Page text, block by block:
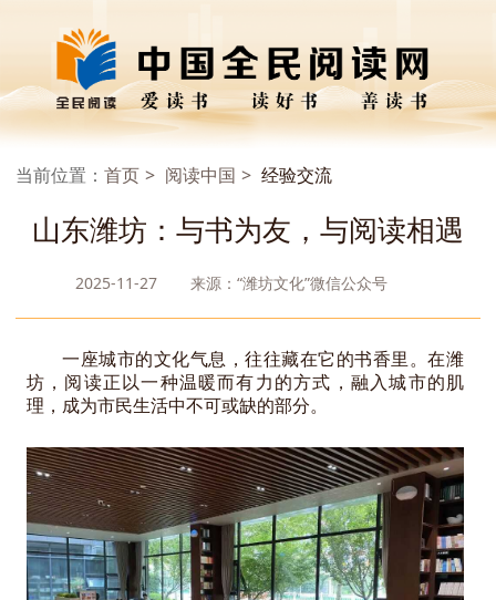
当前位置： 首页 阅读中国 经验交流
山东潍坊：与书为友，与阅读相遇
2025-11-27 来源：“潍坊文化”微信公众号
一座城市的文化气息，往往藏在它的书香里。在潍
坊，阅读正以一种温暖而有力的方式，融入城市的肌
理，成为市民生活中不可或缺的部分。